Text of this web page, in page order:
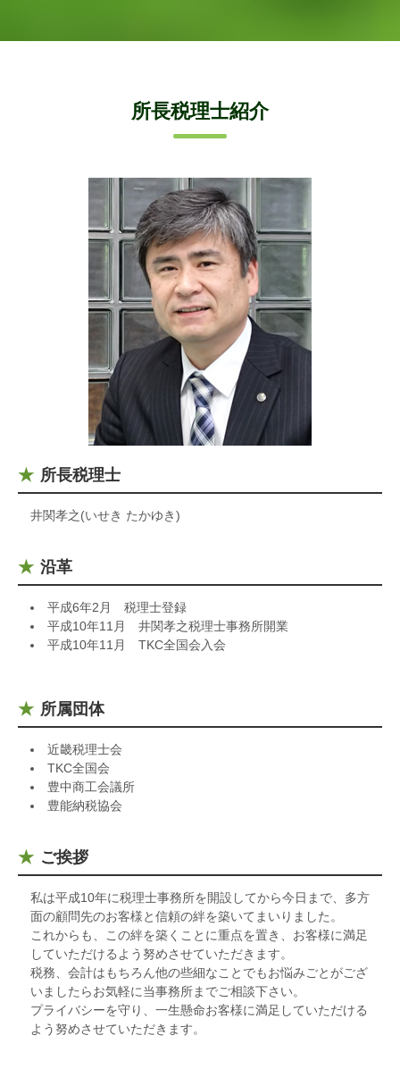
所長税理士紹介
所長税理士
井関孝之(いせき たかゆき)
沿革
平成6年2月 税理士登録
平成10年11月 井関孝之税理士事務所開業
平成10年11月 TKC全国会入会
所属団体
近畿税理士会
TKC全国会
豊中商工会議所
豊能納税協会
ご挨拶
私は平成10年に税理士事務所を開設してから今日まで、多方
面の顧問先のお客様と信頼の絆を築いてまいりました。
これからも、この絆を築くことに重点を置き、お客様に満足
していただけるよう努めさせていただきます。
税務、会計はもちろん他の些細なことでもお悩みごとがござ
いましたらお気軽に当事務所までご相談下さい。
プライバシーを守り、一生懸命お客様に満足していただける
よう努めさせていただきます。